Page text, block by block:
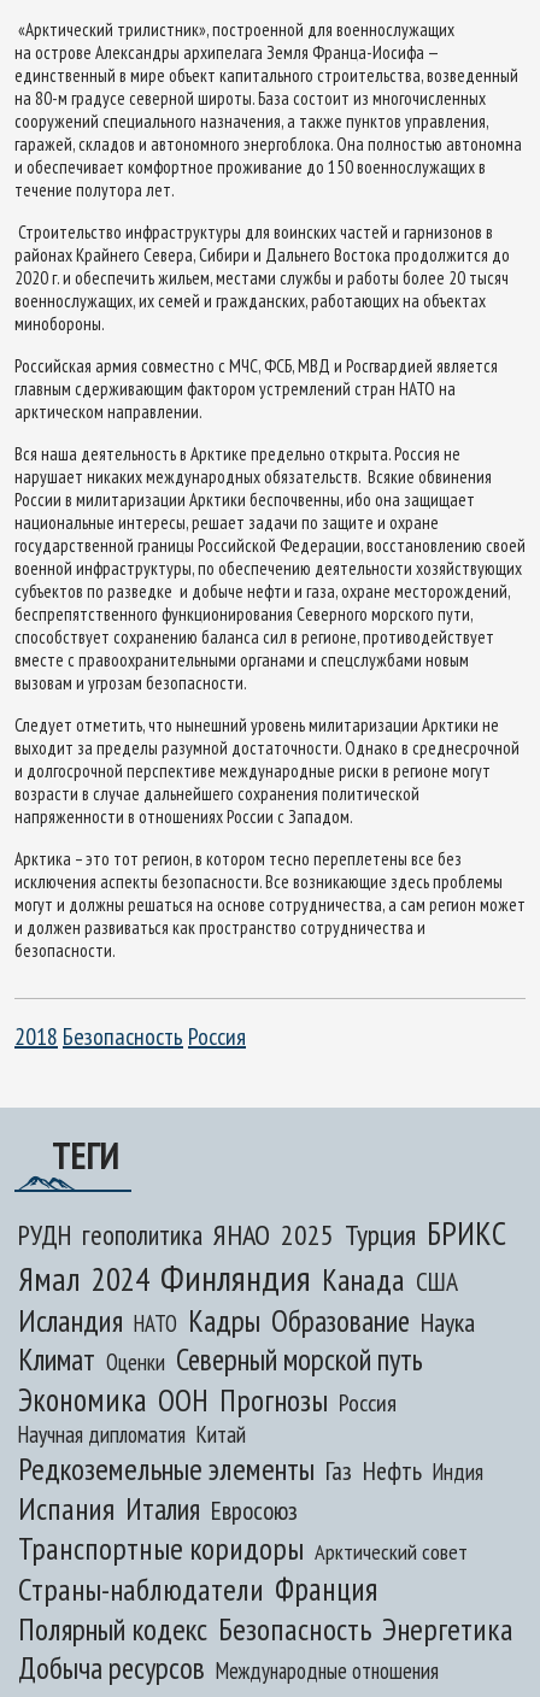
«Арктический трилистник», построенной для военнослужащих
на острове Александры архипелага Земля Франца-Иосифа —
единственный в мире объект капитального строительства, возведенный
на 80-м градусе северной широты. База состоит из многочисленных
сооружений специального назначения, а также пунктов управления,
гаражей, складов и автономного энергоблока. Она полностью автономна
и обеспечивает комфортное проживание до 150 военнослужащих в
течение полутора лет.
Строительство инфраструктуры для воинских частей и гарнизонов в
районах Крайнего Севера, Сибири и Дальнего Востока продолжится до
2020 г. и обеспечить жильем, местами службы и работы более 20 тысяч
военнослужащих, их семей и гражданских, работающих на объектах
минобороны.
Российская армия совместно с МЧС, ФСБ, МВД и Росгвардией является
главным сдерживающим фактором устремлений стран НАТО на
арктическом направлении.
Вся наша деятельность в Арктике предельно открыта. Россия не
нарушает никаких международных обязательств. Всякие обвинения
России в милитаризации Арктики беспочвенны, ибо она защищает
национальные интересы, решает задачи по защите и охране
государственной границы Российской Федерации, восстановлению своей
военной инфраструктуры, по обеспечению деятельности хозяйствующих
субъектов по разведке и добыче нефти и газа, охране месторождений,
беспрепятственного функционирования Северного морского пути,
способствует сохранению баланса сил в регионе, противодействует
вместе с правоохранительными органами и спецслужбами новым
вызовам и угрозам безопасности.
Следует отметить, что нынешний уровень милитаризации Арктики не
выходит за пределы разумной достаточности. Однако в среднесрочной
и долгосрочной перспективе международные риски в регионе могут
возрасти в случае дальнейшего сохранения политической
напряженности в отношениях России с Западом.
Арктика – это тот регион, в котором тесно переплетены все без
исключения аспекты безопасности. Все возникающие здесь проблемы
могут и должны решаться на основе сотрудничества, а сам регион может
и должен развиваться как пространство сотрудничества и
безопасности.
2018 Безопасность Россия
ТЕГИ
РУДН геополитика ЯНАО 2025 Турция БРИКС
Ямал 2024 Финляндия Канада США
Исландия НАТО Кадры Образование Наука
Климат Оценки Северный морской путь
Экономика ООН Прогнозы Россия
Научная дипломатия Китай
Редкоземельные элементы Газ Нефть Индия
Испания Италия Евросоюз
Транспортные коридоры Арктический совет
Страны-наблюдатели Франция
Полярный кодекс Безопасность Энергетика
Добыча ресурсов Международные отношения